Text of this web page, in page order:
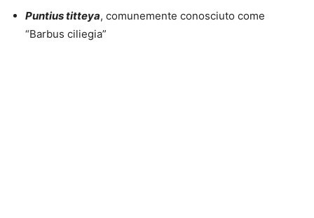
Puntius titteya, comunemente conosciuto come
“Barbus ciliegia”